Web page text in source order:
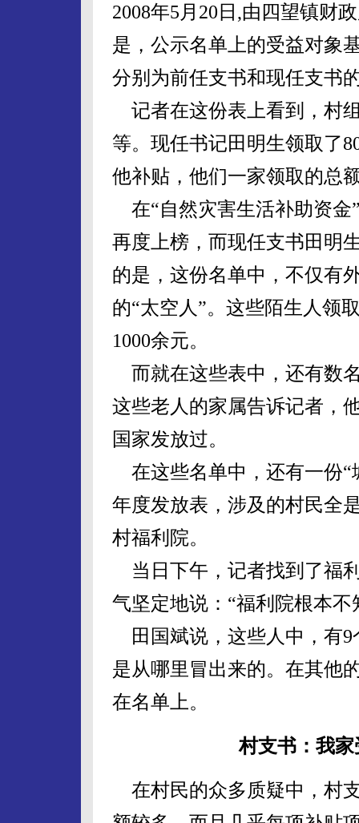
2008年5月20日,由四望镇财
是，公示名单上的受益对象
分别为前任支书和现任支书
记者在这份表上看到，村
等。现任书记田明生领取了
他补贴，他们一家领取的总
在“自然灾害生活补助资金
再度上榜，而现任支书田明
的是，这份名单中，不仅有
的“太空人”。这些陌生人领
1000余元。
而就在这些表中，还有数
这些老人的家属告诉记者，
国家发放过。
在这些名单中，还有一份“
年度发放表，涉及的村民全
村福利院。
当日下午，记者找到了福
气坚定地说：“福利院根本不
田国斌说，这些人中，有9
是从哪里冒出来的。在其他
在名单上。
村支书：我
在村民的众多质疑中，村